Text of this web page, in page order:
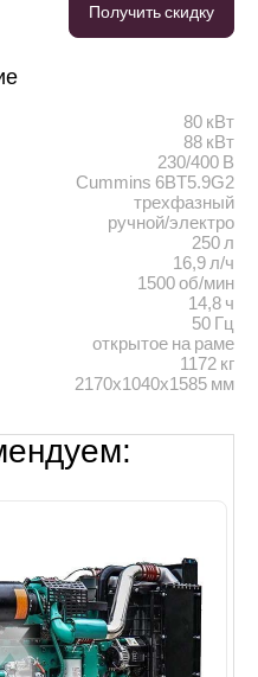
Получить скидку
80 кВт
88 кВт
230/400 В
Cummins 6BT5.9G2
трехфазный
ручной/электро
250 л
16,9 л/ч
1500 об/мин
14,8 ч
50 Гц
открытое на раме
1172 кг
2170x1040x1585 мм